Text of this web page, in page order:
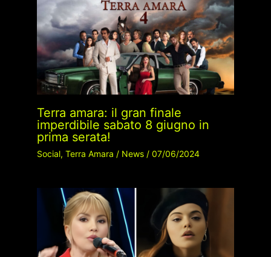
Terra amara: il gran finale
imperdibile sabato 8 giugno in
prima serata!
Social, Terra Amara / News/ 07/06/2024